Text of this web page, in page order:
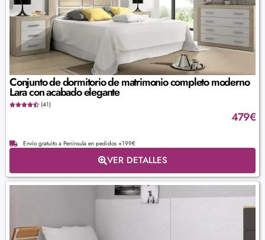
Conjunto de dormitorio de matrimonio completo moderno
Lara con acabado elegante
(41)
479€
Envío gratuito a Península en pedidos +199€
VER DETALLES